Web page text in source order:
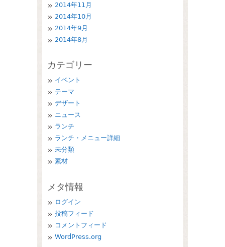
2014年11月
2014年10月
2014年9月
2014年8月
カテゴリー
イベント
テーマ
デザート
ニュース
ランチ
ランチ・メニュー詳細
未分類
素材
メタ情報
ログイン
投稿フィード
コメントフィード
WordPress.org